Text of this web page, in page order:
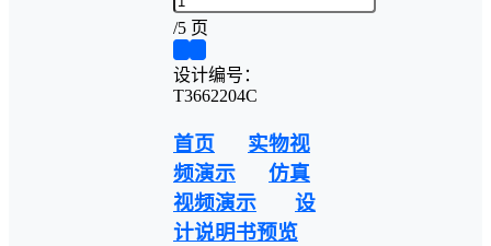
/5 页
设计编号：
T3662204C
首页
实物视
频演示
仿真
视频演示
设
计说明书预览